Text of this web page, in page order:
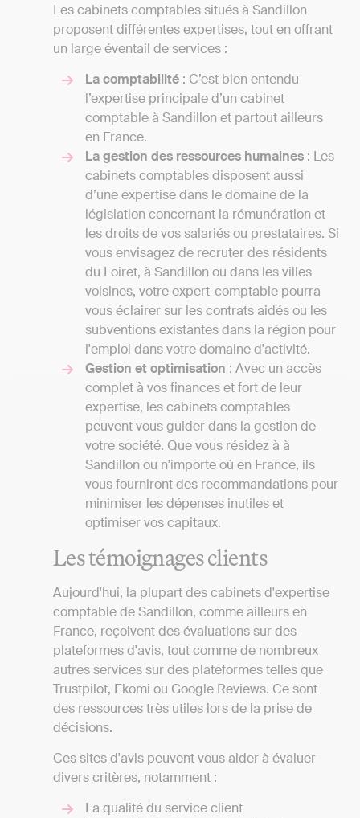
Les cabinets comptables situés à Sandillon
proposent différentes expertises, tout en offrant
un large éventail de services :
La comptabilité : C’est bien entendu
l’expertise principale d’un cabinet
comptable à Sandillon et partout ailleurs
en France.
La gestion des ressources humaines : Les
cabinets comptables disposent aussi
d’une expertise dans le domaine de la
législation concernant la rémunération et
les droits de vos salariés ou prestataires. Si
vous envisagez de recruter des résidents
du Loiret, à Sandillon ou dans les villes
voisines, votre expert-comptable pourra
vous éclairer sur les contrats aidés ou les
subventions existantes dans la région pour
l'emploi dans votre domaine d'activité.
Gestion et optimisation : Avec un accès
complet à vos finances et fort de leur
expertise, les cabinets comptables
peuvent vous guider dans la gestion de
votre société. Que vous résidez à à
Sandillon ou n'importe où en France, ils
vous fourniront des recommandations pour
minimiser les dépenses inutiles et
optimiser vos capitaux.
Les témoignages clients
Aujourd'hui, la plupart des cabinets d'expertise
comptable de Sandillon, comme ailleurs en
France, reçoivent des évaluations sur des
plateformes d'avis, tout comme de nombreux
autres services sur des plateformes telles que
Trustpilot, Ekomi ou Google Reviews. Ce sont
des ressources très utiles lors de la prise de
décisions.
Ces sites d'avis peuvent vous aider à évaluer
divers critères, notamment :
La qualité du service client